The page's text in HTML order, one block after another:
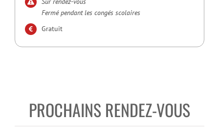
Fermé pendant les congés scolaires
Gratuit
PROCHAINS RENDEZ-VOUS